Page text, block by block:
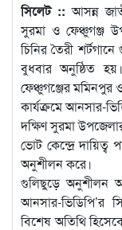
সিলেট :: আসন্ন
সুরমা ও ফেঞ্চুগঞ্জ
চিনির তৈরী
বুধবার অনুষ্ঠিত
ফেঞ্চুগঞ্জের মমিনপুর
কার্যক্রমে আনসার-
দক্ষিণ সুরমা
ভোট কেন্দ্রে
অনুশীলন করে।
গুলিছুড়ে অনুশীলন
আনসার-ভিডিপি’র
বিশেষ অতিথি